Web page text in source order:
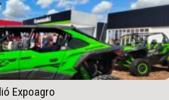
Expoagro